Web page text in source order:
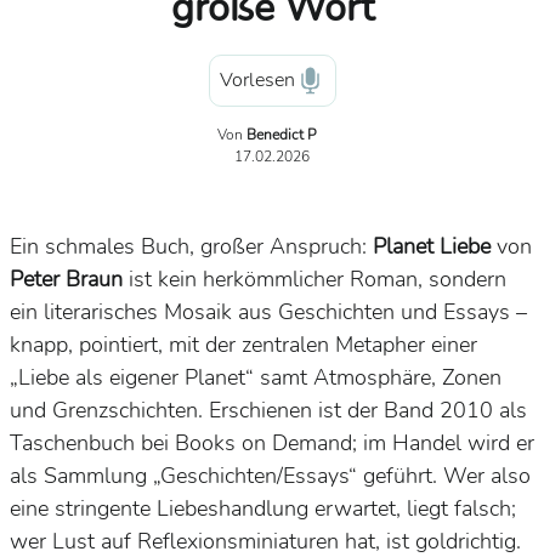
Vorlesen
Von Benedict P
17.02.2026
Ein schmales Buch, großer Anspruch: Planet Liebevon
Peter Braun ist kein herkömmlicher Roman, sondern
ein literarisches Mosaik aus Geschichten und Essays –
knapp, pointiert, mit der zentralen Metapher einer
„Liebe als eigener Planet“ samt Atmosphäre, Zonen
und Grenzschichten. Erschienen ist der Band 2010 als
Taschenbuch bei Books on Demand; im Handel wird er
als Sammlung „Geschichten/Essays“ geführt. Wer also
eine stringente Liebeshandlung erwartet, liegt falsch;
wer Lust auf Reflexionsminiaturen hat, ist goldrichtig.